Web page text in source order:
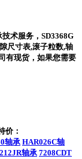
术服务，SD3368G
尺寸表,滚子粒数,轴
有现货，如果您需要
价：
轴承HAR026C轴
轴承7208CDT